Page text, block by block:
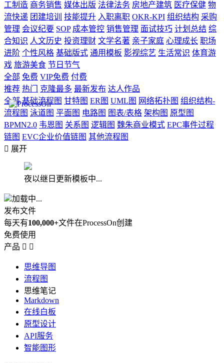
工制造 商务销售 媒体出版 法律法务 房地产建筑 医疗保健 物
流快递 团建培训 技能提升 入职离职 OKR-KPI 组织结构 采购
管理 会议纪要 SOP 成本管控 销售管理 面试技巧 计划总结 综
合知识 人文历史 投资理财 文学名著 亲子家庭 心理成长 职场
进阶 个性风格 基础版式 通用模板 影视综艺 生活常识 体育游
戏 旅游美食 节日节气
全部 免费 VIP免费 付费
推荐 热门 克隆最多 最新发布 达人作品
全部 基础流程图 甘特图 ER图 UML图 网络拓扑图 组织结构-
流程图 泳道图 平面图 电路图 图表/表格 架构图 原型图
BPMN2.0 韦恩图 关系图 逻辑图 魏朱商业模式 EPC事件过程
链图 EVC企业价值链图 其他流程图
 展开
夜以继日更新模板中...
加载中...
发布文件
每天有100,000+文件在ProcessOn创建
免费使用
产品  
思维导图
流程图
思维笔记
Markdown
在线白板
原型设计
API服务
智能图形